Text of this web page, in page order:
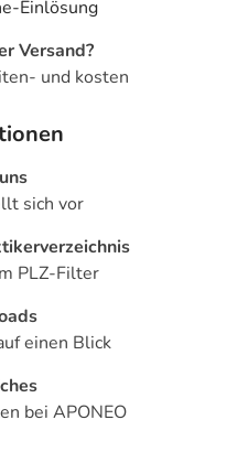
Einlösung
Versand?
und kosten
sich vor
PLZ-Filter
einen Blick
bei APONEO